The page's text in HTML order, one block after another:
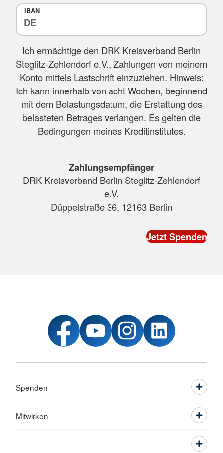
IBAN
Ich ermächtige den DRK Kreisverband Berlin
Steglitz-Zehlendorf e.V., Zahlungen von meinem
Konto mittels Lastschrift einzuziehen. Hinweis:
Ich kann innerhalb von acht Wochen, beginnend
mit dem Belastungsdatum, die Erstattung des
belasteten Betrages verlangen. Es gelten die
Bedingungen meines Kreditinstitutes.
Zahlungsempfänger
DRK Kreisverband Berlin Steglitz-Zehlendorf
e.V.
Düppelstraße 36, 12163 Berlin
Spenden
Mitwirken